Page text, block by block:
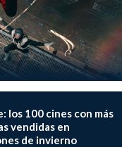
los 100 cines con más
vendidas en
de invierno